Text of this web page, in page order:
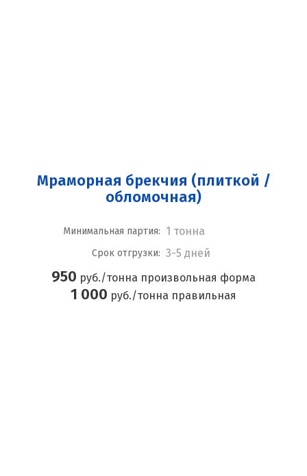
Мраморная брекчия (плиткой /
обломочная)
Минимальная партия: 1 тонна
Срок отгрузки: 3-5 дней
950 руб./тонна произвольная форма
1 000 руб./тонна правильная